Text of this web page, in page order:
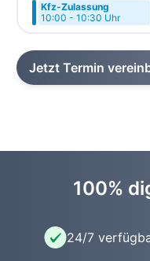
Kfz-Zulassung
10:00 - 10:30 Uhr
Jetzt Termin
100%
24/7